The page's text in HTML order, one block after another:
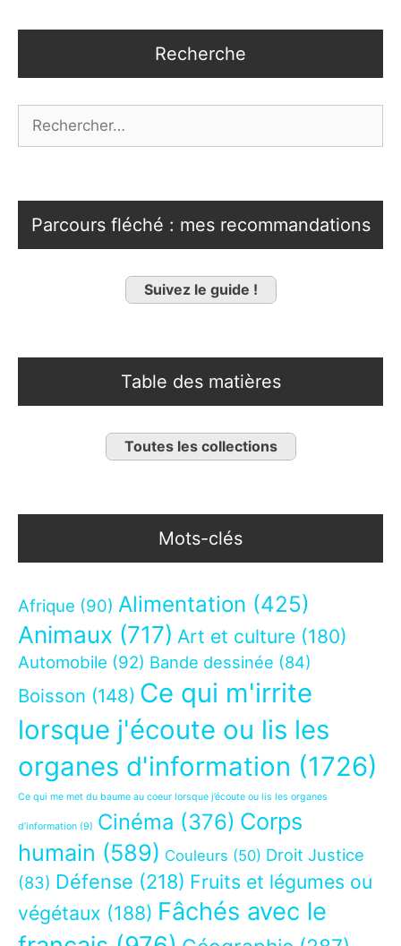
Recherche
Parcours fléché : mes recommandations
Suivez le guide !
Table des matières
Toutes les collections
Mots-clés
Afrique (90) Alimentation (425)
Animaux (717) Art et culture (180)
Automobile (92) Bande dessinée (84)
Boisson (148) Ce qui m'irrite
lorsque j'écoute ou lis les
organes d'information (1726)
Ce qui me met du baume au coeur lorsque j’écoute ou lis les organes
d’information (9) Cinéma (376) Corps
humain (589) Couleurs (50) Droit Justice
(83) Défense (218) Fruits et légumes ou
végétaux (188) Fâchés avec le